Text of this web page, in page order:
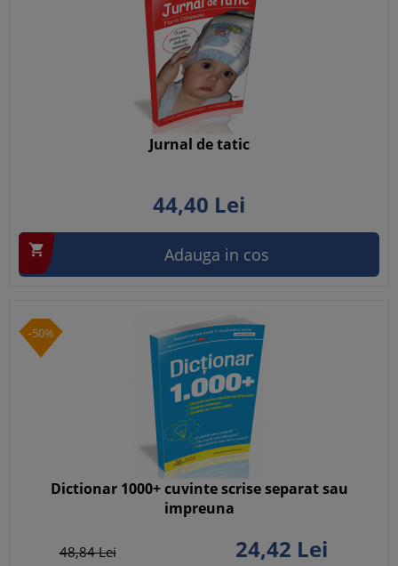
Jurnal de tatic
44,40 Lei
 Adauga in cos
-50%
Dictionar 1000+ cuvinte scrise separat sau
impreuna
48,84Lei 24,42 Lei